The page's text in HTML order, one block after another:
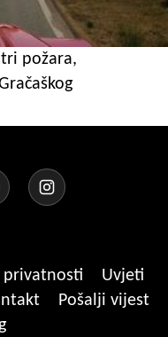
požara,
privatnosti
Uvjeti
Pošalji vijest